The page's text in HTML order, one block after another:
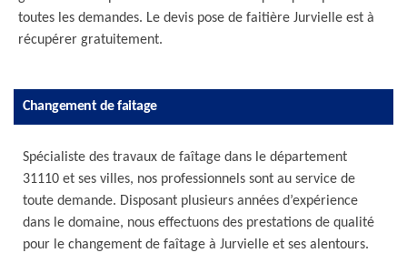
toutes les demandes. Le devis pose de faitière Jurvielle est à
récupérer gratuitement.
Changement de faitage
Spécialiste des travaux de faîtage dans le département
31110 et ses villes, nos professionnels sont au service de
toute demande. Disposant plusieurs années d’expérience
dans le domaine, nous effectuons des prestations de qualité
pour le changement de faîtage à Jurvielle et ses alentours.